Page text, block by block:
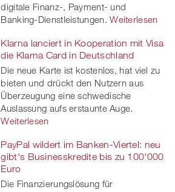
digitale Finanz-, Payment- und
Banking-Dienstleistungen. Weiterlesen
Klarna lanciert in Kooperation mit Visa
die Klarna Card in Deutschland
Die neue Karte ist kostenlos, hat viel zu
bieten und drückt den Nutzern aus
Überzeugung eine schwedische
Auslassung aufs erstaunte Auge.
Weiterlesen
PayPal wildert im Banken-Viertel: neu
gibt's Businesskredite bis zu 100'000
Euro
Die Finanzierungslösung für